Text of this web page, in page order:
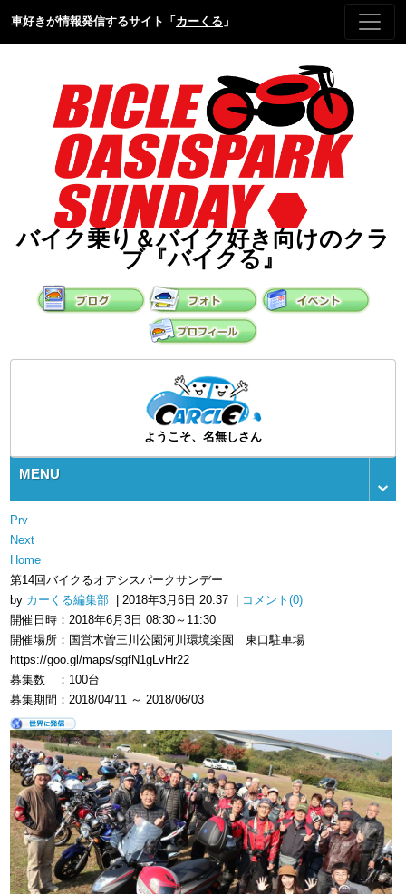
車好きが情報発信するサイト「 カーくる 」
バイク乗り＆バイク好き向けのクラ
ブ『バイクる』
ようこそ、名無しさん
MENU
Prv
Next
Home
第14回バイクるオアシスパークサンデー
by カーくる編集部 | 2018年3月6日 20:37 |
コメント(0)
開催日時：2018年6月3日 08:30～11:30
開催場所：国営木曽三川公園河川環境楽園 東口駐車場
https://goo.gl/maps/sgfN1gLvHr22
募集数 ：100台
募集期間：2018/04/11 ～ 2018/06/03